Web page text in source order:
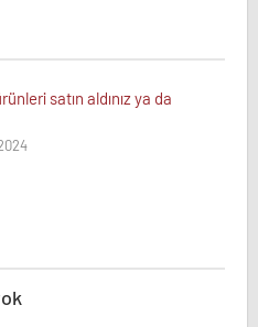
satın aldınız ya da